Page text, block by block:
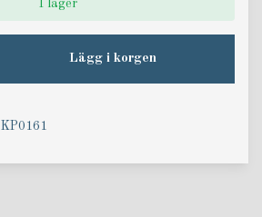
I lager
Lägg i korgen
KP0161